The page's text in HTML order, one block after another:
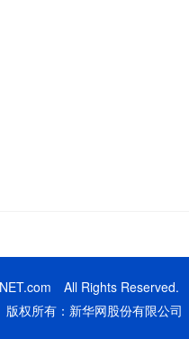
All Rights Reserved.
权所有：新华网股份有限公司